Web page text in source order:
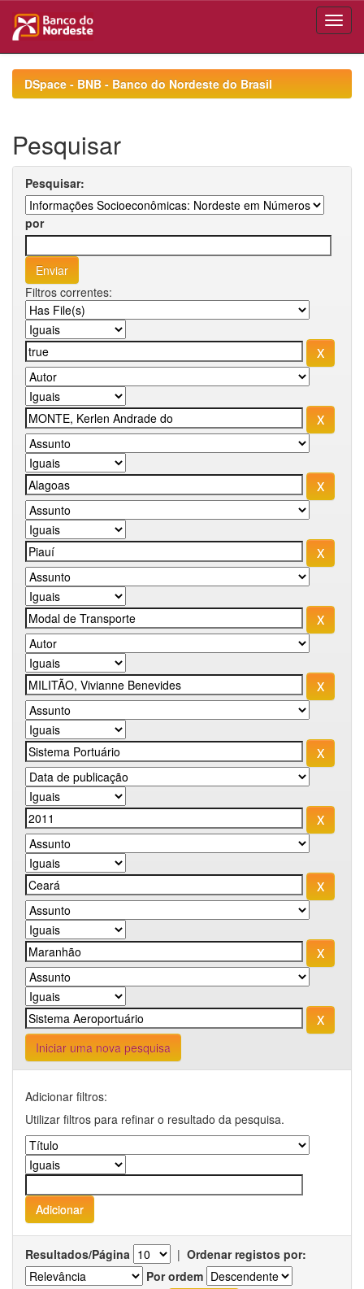
navigationDSpace - BNB - Banco do Nordeste do Brasil
Pesquisar
Pesquisar:
por
Filtros correntes:
Iniciar uma nova pesquisa
Adicionar filtros:
Utilizar filtros para refinar o resultado da pesquisa.
Resultados/Página | Ordenar registos por:
Por ordem